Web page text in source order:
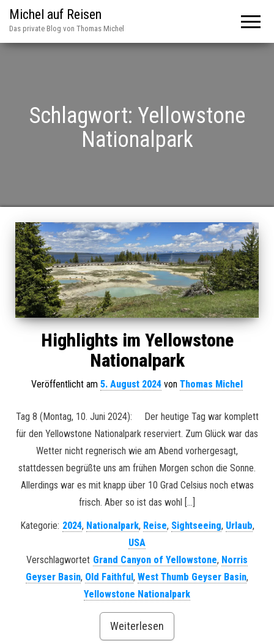
Michel auf Reisen
Das private Blog von Thomas Michel
Schlagwort: Yellowstone
Nationalpark
Highlights im Yellowstone
Nationalpark
Veröffentlicht am 5. August 2024 von Thomas Michel
Tag 8 (Montag, 10. Juni 2024): Der heutige Tag war komplett
für den Yellowstone Nationalpark reserviert. Zum Glück war das
Wetter nicht regnerisch wie am Abend vorhergesagt,
stattdessen begrüßte uns am frühen Morgen schon die Sonne.
Allerdings war es mit knapp über 10 Grad Celsius noch etwas
frisch. Aber so ist das wohl […]
Kategorie: 2024, Nationalpark, Reise, Sightseeing, Urlaub,
USA
Verschlagwortet Grand Canyon of Yellowstone, Norris
Geyser Basin, Old Faithful , West Thumb Geyser Basin,
Yellowstone Nationalpark
Weiterlesen